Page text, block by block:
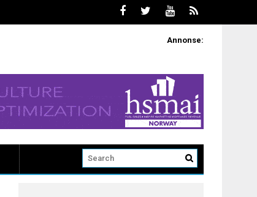
Annonse: